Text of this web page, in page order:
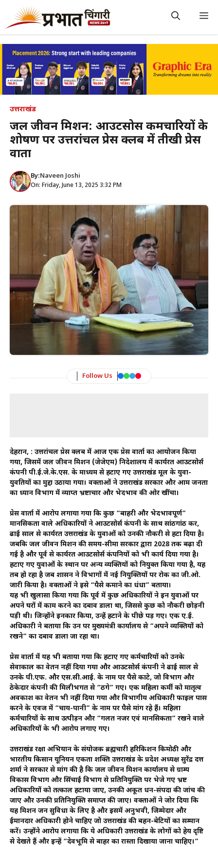
content
उत्तराखंड
जल जीवन मिशन: आउटसोर्स कर्मचारियों के
शोषण पर उत्तरांचल प्रेस क्लब में तीखी प्रेस
वार्ता
By:Naveen Joshi
On: Friday, June 13, 2025 3:32 PM
Follow Us
देहरादून, : उत्तरांचल प्रेस क्लब में आज एक प्रेस वार्ता का आयोजन किया
गया, जिसमें जल जीवन मिशन (जेजेएम) निदेशालय में कार्यरत आउटसोर्स
कंपनी पी.ई.जे.के.एस. के माध्यम से हटाए गए उत्तराखंड मूल के युवा-
युवतियों का मुद्दा उठाया गया। वक्ताओं ने उत्तराखंड सरकार और आम जनता
का ध्यान विभाग में व्याप्त भ्रष्टाचार और भेदभाव की ओर खींचा।
प्रेस वार्ता में आरोप लगाया गया कि कुछ “बाहरी और भेदभावपूर्ण”
मानसिकता वाले अधिकारियों ने आउटसोर्स कंपनी के साथ सांठगांठ कर,
ढाई साल से कार्यरत उत्तराखंड के युवाओं को उनकी नौकरी से हटा दिया है।
जबकि जल जीवन मिशन की समय-सीमा सरकार द्वारा 2028 तक बढ़ा दी
गई है और पूर्व से कार्यरत आउटसोर्स कंपनियों को भी कार्य दिया गया है।
हटाए गए युवाओं के स्थान पर अन्य व्यक्तियों को नियुक्त किया गया है, यह
तब हो रहा है जब शासन ने विभागों में नई नियुक्तियों पर रोक का जी.ओ.
जारी किया है। वक्ताओं ने इसे “पैसे कमाने का धंधा” बताया।
यह भी खुलासा किया गया कि पूर्व में कुछ अधिकारियों ने इन युवाओं पर
अपने घरों में काम करने का दबाव डाला था, जिससे कुछ को नौकरी छोड़नी
पड़ी थी। जिन्होंने इनकार किया, उन्हें हटाने के पीछे पड़ गए। एक ए.ई.
अधिकारी ने बताया कि उन पर मुख्यमंत्री कार्यालय से “अपने व्यक्तियों को
रखने” का दबाव डाला जा रहा था।
प्रेस वार्ता में यह भी बताया गया कि हटाए गए कर्मचारियों को उनके
सेवाकाल का वेतन नहीं दिया गया और आउटसोर्स कंपनी ने ढाई साल से
उनके पी.एफ. और एस.सी.आई. के नाम पर पैसे काटे, जो विभाग और
ठेकेदार कंपनी की मिलीभगत से “ठगे” गए। एक महिला कर्मी को मातृत्व
अवकाश का वेतन भी नहीं दिया गया और विभागीय अधिकारी फाइल पास
करने के एवज में “चाय-पानी” के नाम पर पैसे मांग रहे हैं। महिला
कर्मचारियों के साथ उत्पीड़न और “गलत नजर एवं मानसिकता” रखने वाले
अधिकारियों के भी आरोप लगाए गए।
उत्तराखंड रक्षा अभियान के संयोजक ब्रह्मचारी हरिकिशन किमोठी और
भारतीय किसान यूनियन एकता शक्ति उत्तराखंड के प्रदेश अध्यक्ष सुरेंद्र दत्त
शर्मा ने सरकार से मांग की है कि जल जीवन मिशन कार्यालय से ग्राम्य
विकास विभाग और सिंचाई विभाग से प्रतिनियुक्ति पर भेजे गए भ्रष्ट
अधिकारियों को तत्काल हटाया जाए, उनकी अकूत धन-संपदा की जांच की
जाए और उनकी प्रतिनियुक्ति समाप्त की जाए। वक्ताओं ने जोर दिया कि
यह मिशन जन सुविधा के लिए है और इसमें अनुभवी, जिम्मेदार और
ईमानदार अधिकारी होने चाहिए जो उत्तराखंड की बहन-बेटियों का सम्मान
करें। उन्होंने आरोप लगाया कि ये अधिकारी उत्तराखंड के लोगों को हेय दृष्टि
से देखते हैं और इन्हें “देवभूमि से बाहर का रास्ता दिखाया जाना चाहिए।”